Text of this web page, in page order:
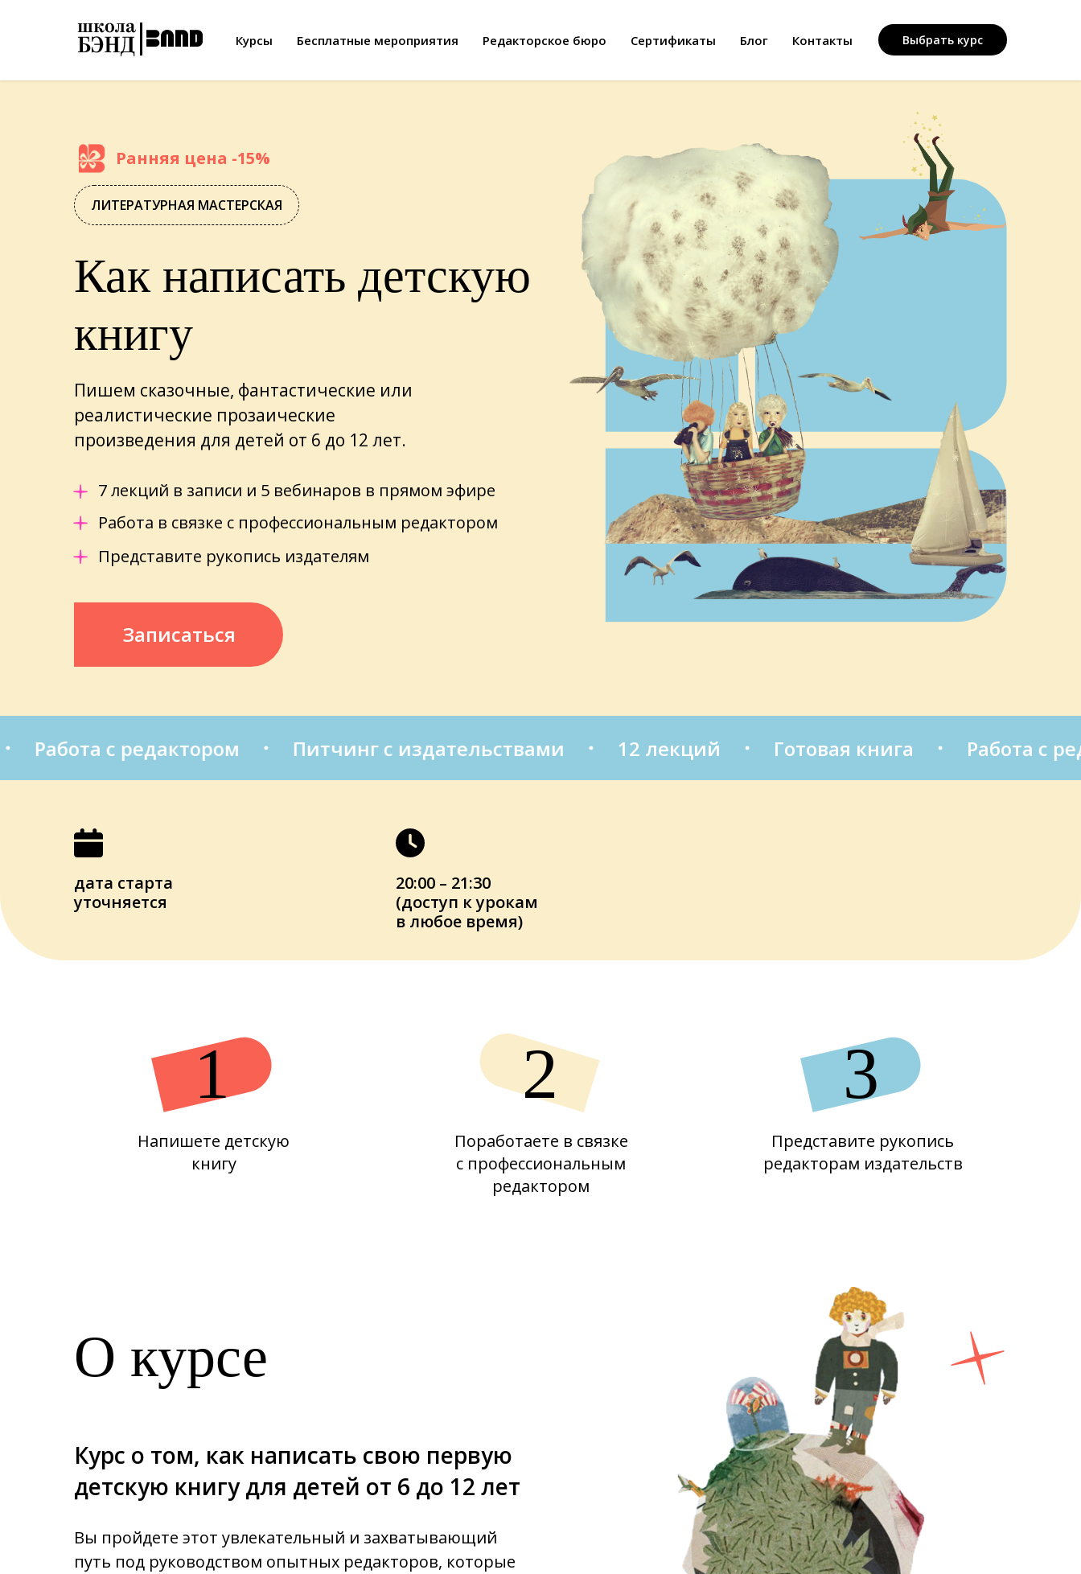
Курсы Бесплатные мероприятия Редакторское бюро Сертификаты Блог Контакты Выбрать курс
Пишем сказочные, фантастические или
реалистические прозаические
произведения для детей от 6 до 12 лет.
Записаться
7 лекций в записи и 5 вебинаров в прямом эфире
Работа в связке с профессиональным редактором
Представите рукопись издателям
Как написать детскую
книгу
ЛИТЕРАТУРНАЯ МАСТЕРСКАЯ
Ранняя цена -15%
Работа с редактором Питчинг с издательствами 12 лекций Готовая книга Работа с
дата старта
уточняется
20:00 – 21:30
(доступ к урокам
в любое время)
Напишете детскую
книгу
Поработаете в связке
с профессиональным
редактором
Представите рукопись
редакторам издательств
1 2 3
О курсе
Курс о том, как написать свою первую
детскую книгу для детей от 6 до 12 лет
Вы пройдете этот увлекательный и захватывающий
путь под руководством опытных редакторов, которые